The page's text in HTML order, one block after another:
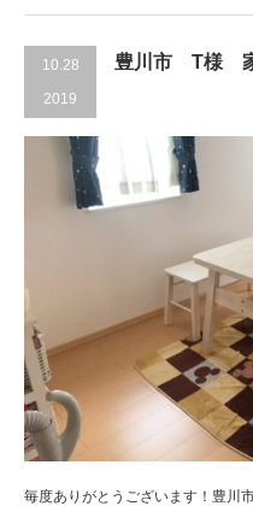
10.28
2019
豊川市 T様
毎度ありがとうございます！豊川